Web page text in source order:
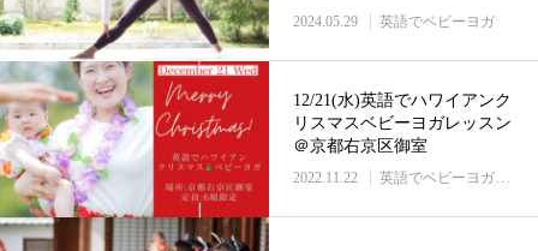
2024.05.29 英語でベビーヨガ
12/21(水)英語でハワイアンク
リスマスベビーヨガレッスン
＠京都右京区御室
2022.11.22 英語でベビーヨガ 英